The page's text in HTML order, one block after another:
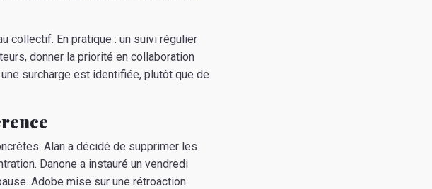
collectif. En pratique : un suivi régulier
donner la priorité en collaboration
surcharge est identifiée, plutôt que de
Alan a décidé de supprimer les
Danone a instauré un vendredi
Adobe mise sur une rétroaction